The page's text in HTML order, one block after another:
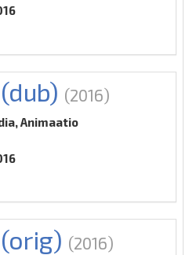
(2016)
Animaatio
(2016)